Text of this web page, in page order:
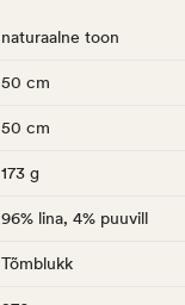
naturaalne toon
50 cm
50 cm
173 g
96% lina, 4% puuvill
Tõmblukk